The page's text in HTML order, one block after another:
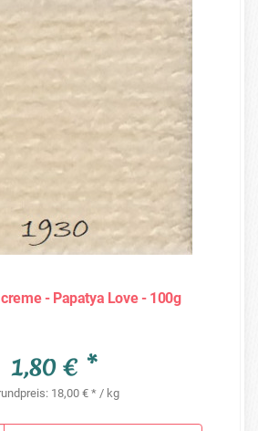
- Papatya Love - 100g
1,80 € *
18,00 € * / kg